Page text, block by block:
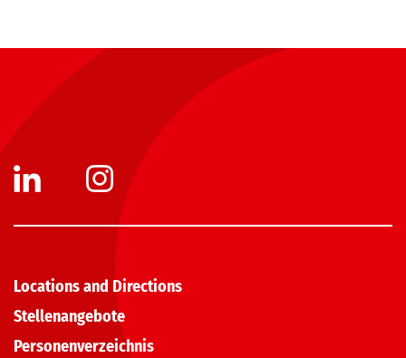
Locations and Directions
Stellenangebote
Personenverzeichnis